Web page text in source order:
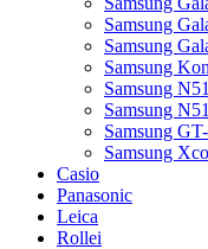
Samsung
Samsung
Samsung
Samsung
Samsung
Samsung
Samsung
Casio
Panasonic
Leica
Rollei